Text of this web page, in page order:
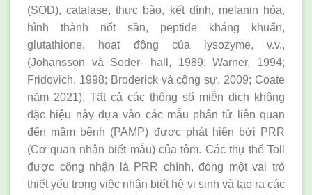
(SOD), catalase, thực bào, kết dính, melanin hóa,
hình thành nốt sần, peptide kháng khuẩn,
glutathione, hoạt động của lysozyme, v.v.,
(Johansson và Soder- hall, 1989; Warner, 1994;
Fridovich, 1998; Broderick và cộng sự, 2009; Coate
năm 2021). Tất cả các thông số miễn dịch không
đặc hiệu này dựa vào các mẫu phân tử liên quan
đến mầm bệnh (PAMP) được phát hiện bởi PRR
(Cơ quan nhận biết mẫu) của tôm. Các thụ thể Toll
được công nhận là PRR chính, đóng một vai trò
thiết yếu trong việc nhận biết hệ vi sinh và tạo ra các